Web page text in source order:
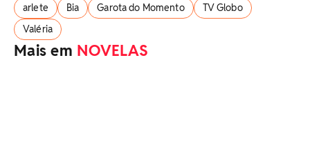
arlete Bia Garota do Momento
TV Globo
Valéria
Mais em NOVELAS